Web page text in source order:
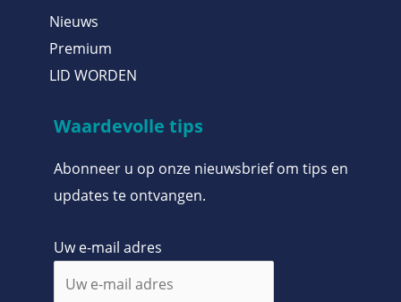
Nieuws
Premium
LID WORDEN
Waardevolle tips
Abonneer u op onze nieuwsbrief om tips en
updates te ontvangen.
Uw e-mail adres